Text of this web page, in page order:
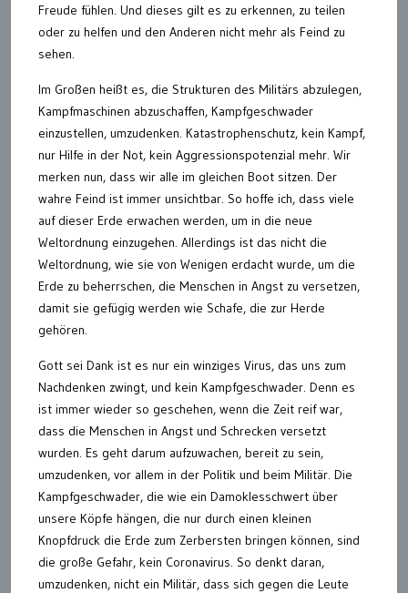
Freude fühlen. Und dieses gilt es zu erkennen, zu teilen
oder zu helfen und den Anderen nicht mehr als Feind zu
sehen.
Im Großen heißt es, die Strukturen des Militärs abzulegen,
Kampfmaschinen abzuschaffen, Kampfgeschwader
einzustellen, umzudenken. Katastrophenschutz, kein Kampf,
nur Hilfe in der Not, kein Aggressionspotenzial mehr. Wir
merken nun, dass wir alle im gleichen Boot sitzen. Der
wahre Feind ist immer unsichtbar. So hoffe ich, dass viele
auf dieser Erde erwachen werden, um in die neue
Weltordnung einzugehen. Allerdings ist das nicht die
Weltordnung, wie sie von Wenigen erdacht wurde, um die
Erde zu beherrschen, die Menschen in Angst zu versetzen,
damit sie gefügig werden wie Schafe, die zur Herde
gehören.
Gott sei Dank ist es nur ein winziges Virus, das uns zum
Nachdenken zwingt, und kein Kampfgeschwader. Denn es
ist immer wieder so geschehen, wenn die Zeit reif war,
dass die Menschen in Angst und Schrecken versetzt
wurden. Es geht darum aufzuwachen, bereit zu sein,
umzudenken, vor allem in der Politik und beim Militär. Die
Kampfgeschwader, die wie ein Damoklesschwert über
unsere Köpfe hängen, die nur durch einen kleinen
Knopfdruck die Erde zum Zerbersten bringen können, sind
die große Gefahr, kein Coronavirus. So denkt daran,
umzudenken, nicht ein Militär, dass sich gegen die Leute